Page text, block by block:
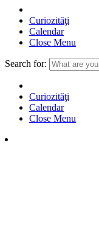
Curiozităţi
Calendar
Close Menu
Search for:
Curiozităţi
Calendar
Close Menu